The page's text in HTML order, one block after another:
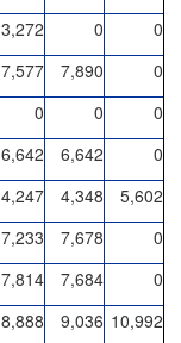
3,272 0 0
7,577 7,890 0
0 0 0
6,642 6,642 0
4,247 4,348 5,602
7,233 7,678 0
7,814 7,684 0
8,888 9,036 10,992